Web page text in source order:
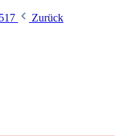
Zurück